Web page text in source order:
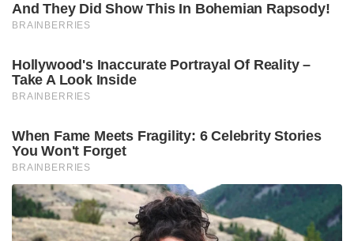
And They Did Show This In Bohemian Rapsody!
BRAINBERRIES
Hollywood's Inaccurate Portrayal Of Reality –
Take A Look Inside
BRAINBERRIES
When Fame Meets Fragility: 6 Celebrity Stories
You Won't Forget
BRAINBERRIES